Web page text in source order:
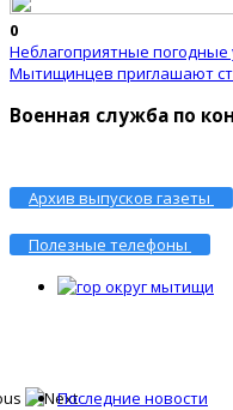
0
Неблагоприятные
Мытищинцев приглашают
Военная служба по
Архив выпусков газеты
Полезные телефоны
Последние новости